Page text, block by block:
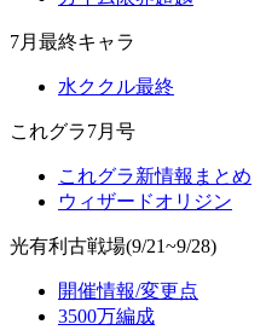
7月最終キャラ
水ククル最終
これグラ7月号
これグラ新情報まとめ
ウィザードオリジン
光有利古戦場(9/21~9/28)
開催情報/変更点
3500万編成